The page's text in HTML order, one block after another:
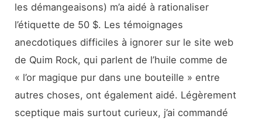
les démangeaisons) m’a aidé à rationaliser
l’étiquette de 50 $. Les témoignages
anecdotiques difficiles à ignorer sur le site web
de Quim Rock, qui parlent de l’huile comme de
« l’or magique pur dans une bouteille » entre
autres choses, ont également aidé. Légèrement
sceptique mais surtout curieux, j’ai commandé